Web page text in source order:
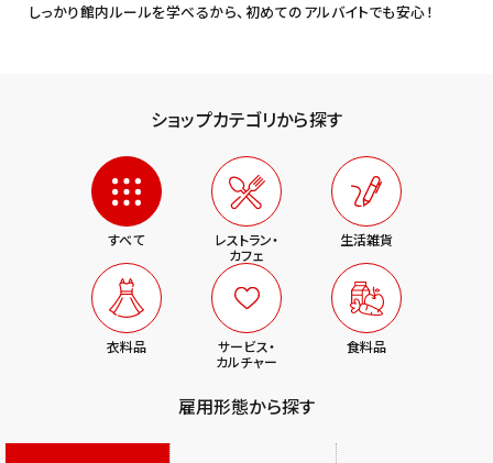
しっかり館内ルールを学べるから、初めてのアルバイトでも安心！
ショップカテゴリから探す
すべて
レストラン・
カフェ
生活雑貨
衣料品
サービス・
カルチャー
食料品
雇用形態から探す